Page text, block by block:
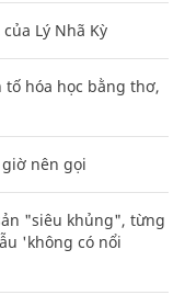
Lý Nhã Kỳ
tố hóa học bằng thơ,
nên gọi
"siêu khủng", từng
'không có nổi